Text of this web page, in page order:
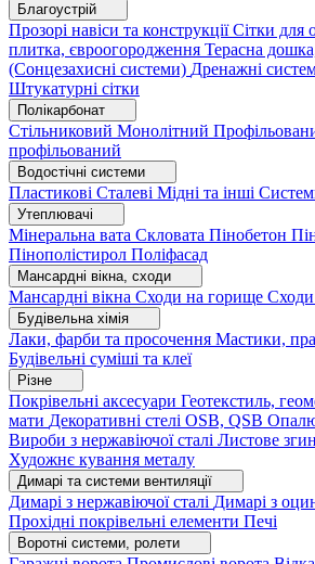
Благоустрій
Прозорі навіси та конструкціїСітки для
плитка, євроогородження Терасна
(Сонцезахисні системи) Дренажні
Штукатурні сітки
Полікарбонат
Стільниковий Монолітний
профільований
Водостічні системи
Пластикові Сталеві Мідні та інші
Утеплювачі
Мінеральна вата Скловата Пінобетон
Пінополістирол Поліфасад
Мансардні вікна, сходи
Мансардні вікна Сходи на горище Сходи
Будівельна хімія
Лаки, фарби та просочення Мастики,
Будівельні суміші та клеї
Різне
Покрівельні аксесуари Геотекстиль,
мати Декоративні стелі OSB, QSB
Вироби з нержавіючої сталі Листове
Художнє кування металу
Димарі та системи вентиляції
Димарі з нержавіючої сталі Димарі з
Прохідні покрівельні елементи Печі
Воротні системи, ролети